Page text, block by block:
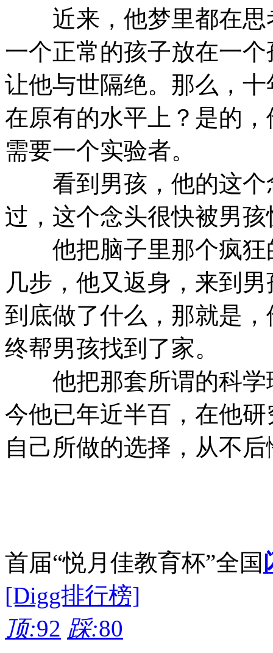
近来，他梦里都在思
一个正常的孩子放在一
让他与世隔绝。那么，
在原有的水平上？是的
需要一个实验者。
看到男孩，他的这个
过，这个念头很快被男
他把脑子里那个疯狂
几步，他又返身，来到
到底做了什么，那就是
终帮男孩找到了家。
他把那套所谓的科学
今他已年近半百，在他
自己所做的选择，从不后
首届“悦月佳教育杯”全国
[Digg排行榜]
顶:92 踩:80